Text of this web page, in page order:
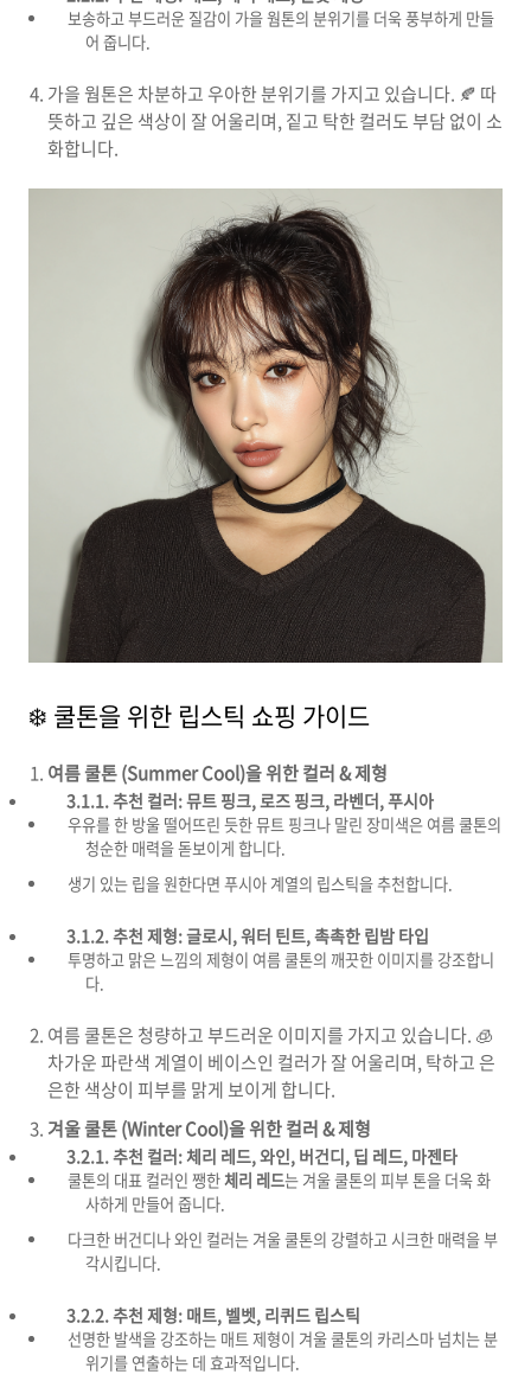
보송하고 부드러운 질감이 가을 웜톤의 분위기를 더욱 풍부하게 만들
어 줍니다.
가을 웜톤은 차분하고 우아한 분위기를 가지고 있습니다. 🍂 따
뜻하고 깊은 색상이 잘 어울리며, 짙고 탁한 컬러도 부담 없이 소
화합니다.
❄️ 쿨톤을 위한 립스틱 쇼핑 가이드
여름 쿨톤 (Summer Cool)을 위한 컬러 & 제형
3.1.1. 추천 컬러:뮤트 핑크, 로즈 핑크, 라벤더, 푸시아
우유를 한 방울 떨어뜨린 듯한 뮤트 핑크나 말린 장미색은 여름 쿨톤의
청순한 매력을 돋보이게 합니다.
생기 있는 립을 원한다면 푸시아 계열의 립스틱을 추천합니다.
3.1.2. 추천 제형:글로시, 워터 틴트, 촉촉한 립밤 타입
투명하고 맑은 느낌의 제형이 여름 쿨톤의 깨끗한 이미지를 강조합니
다.
여름 쿨톤은 청량하고 부드러운 이미지를 가지고 있습니다. 🧊
차가운 파란색 계열이 베이스인 컬러가 잘 어울리며, 탁하고 은
은한 색상이 피부를 맑게 보이게 합니다.
겨울 쿨톤 (Winter Cool)을 위한 컬러 & 제형
3.2.1. 추천 컬러:체리 레드, 와인, 버건디, 딥 레드, 마젠타
쿨톤의 대표 컬러인 쨍한체리 레드는 겨울 쿨톤의 피부 톤을 더욱 화
사하게 만들어 줍니다.
다크한 버건디나 와인 컬러는 겨울 쿨톤의 강렬하고 시크한 매력을 부
각시킵니다.
3.2.2. 추천 제형: 매트, 벨벳, 리퀴드 립스틱
선명한 발색을 강조하는 매트 제형이 겨울 쿨톤의 카리스마 넘치는 분
위기를 연출하는 데 효과적입니다.